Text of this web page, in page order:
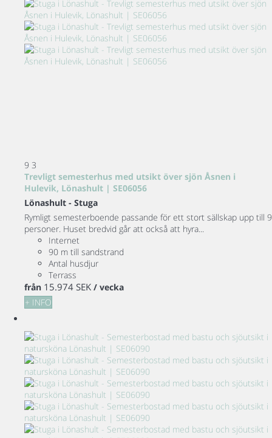
9 3
Trevligt semesterhus med utsikt över sjön Åsnen i
Hulevik, Lönashult | SE06056
Lönashult - Stuga
Rymligt semesterboende passande för ett stort sällskap upp till 9
personer. Huset bredvid går att också att hyra...
Internet
90 m till sandstrand
Antal husdjur
Terrass
från 15.974 SEK / vecka
+ INFO